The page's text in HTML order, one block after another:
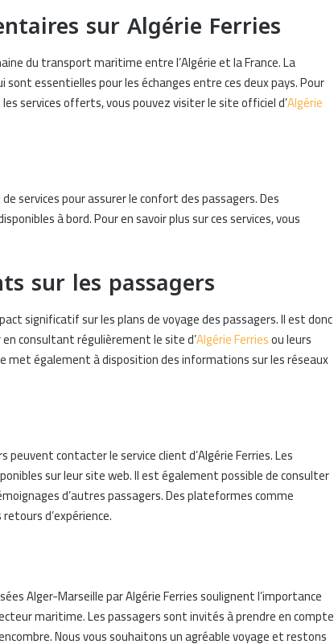
sur Algérie Ferries
du transport maritime entre l’Algérie et la France. La
essentielles pour les échanges entre ces deux pays. Pour
services offerts, vous pouvez visiter le site officiel d’Algérie
services pour assurer le confort des passagers. Des
à bord. Pour en savoir plus sur ces services, vous
sur les passagers
significatif sur les plans de voyage des passagers. Il est donc
consultant régulièrement le site d’Algérie Ferriesou leurs
met également à disposition des informations sur les réseaux
contacter le service client d’Algérie Ferries. Les
sur leur site web. Il est également possible de consulter
d’autres passagers. Des plateformes comme
d’expérience.
Alger-Marseille par Algérie Ferries soulignent l’importance
maritime. Les passagers sont invités à prendre en compte
Nous vous souhaitons un agréable voyage et restons
Offre Baleària : des traversées vers
l’Algérie avec voiture incluse à partir
de 173 euros